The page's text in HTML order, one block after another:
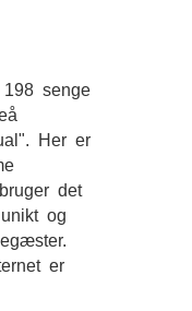
senge
Her er
det
og
er